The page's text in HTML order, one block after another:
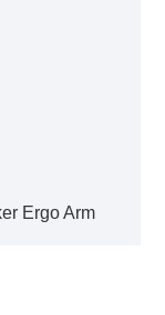
Ergo Arm